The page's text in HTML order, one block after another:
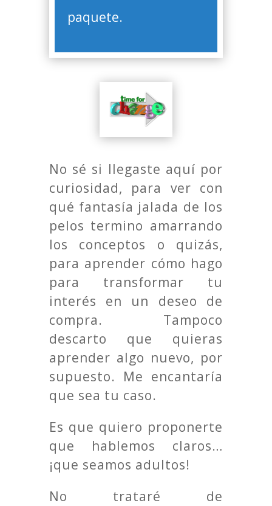
paquete.
No sé si llegaste aquí por
curiosidad, para ver con
qué fantasía jalada de los
pelos termino amarrando
los conceptos o quizás,
para aprender cómo hago
para transformar tu
interés en un deseo de
compra. Tampoco
descarto que quieras
aprender algo nuevo, por
supuesto. Me encantaría
que sea tu caso.
Es que quiero proponerte
que hablemos claros…
¡que seamos adultos!
No trataré de